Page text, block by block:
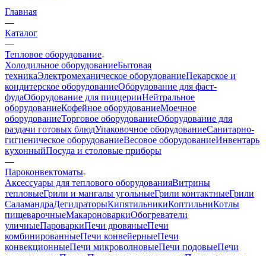
Главная
—
Каталог
—
Тепловое оборудование
Холодильное оборудованиеБытовая
техникаЭлектромеханическое оборудованиеПекарское и
кондитерское оборудованиеОборудование для фаст-
фудаОборудование для пиццерииНейтральное
оборудованиеКофейное оборудованиеМоечное
оборудованиеТорговое оборудованиеОборудование для
раздачи готовых блюдУпаковочное оборудованиеСанитарно-
гигиеническое оборудованиеВесовое оборудованиеИнвентарь
кухонныйПосуда и столовые приборы
—
Пароконвектоматы
Аксессуары для теплового оборудованияВитрины
тепловыеГрили и мангалы угольныеГрили контактныеГрили
СаламандраДегидраторыКипятильникиКоптильниКотлы
пищеварочныеМакароноваркиОбогреватели
уличныеПароваркиПечи дровяныеПечи
комбинированныеПечи конвейерныеПечи
конвекционныеПечи микроволновыеПечи подовыеПечи